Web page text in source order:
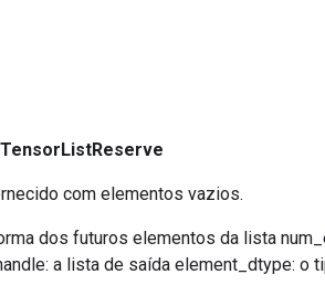
TensorListReserve
com elementos vazios.
dos futuros elementos da lista
a lista de saída element_dtype: o